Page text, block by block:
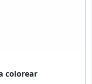
colorear